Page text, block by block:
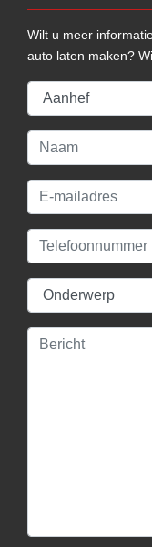
Wilt u meer
auto laten maken?